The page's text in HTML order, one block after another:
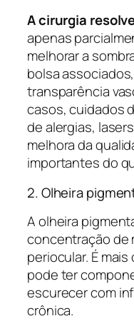
A cirurgia
apenas
melhorar a
bolsa
transparência
casos, cuidados
de alergias,
melhora da
importantes do
2. Olheira
A olheira
concentração de
periocular. É
pode ter
escurecer com
crônica.